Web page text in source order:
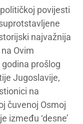
povijesti
najvažnija
Ovim
prošlog
Jugoslavije,
na
čuvenoj Osmoj
između ‘desne’